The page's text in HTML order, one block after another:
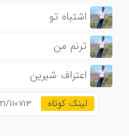
اشتباه تو
ترنم من
اعتراف شیرین